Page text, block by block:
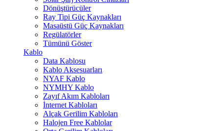
Dönüştürücüler
Ray Tipi Güç Kaynakları
Masaüstü Güç Kaynakları
Regülatörler
Tümünü Göster
Kablo
Data Kablosu
Kablo Aksesuarları
NYAF Kablo
NYMHY Kablo
Zayıf Akım Kabloları
İnternet Kabloları
Alçak Gerilim Kabloları
Halojen Free Kablolar